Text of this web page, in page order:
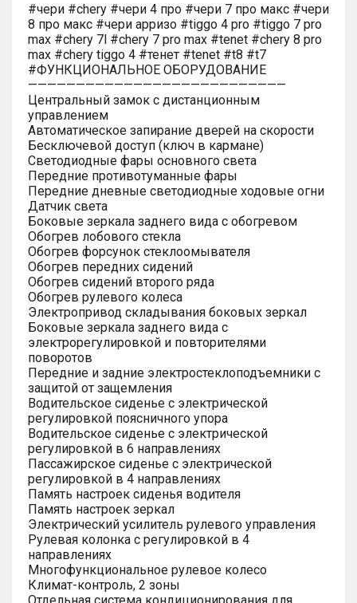
#чери #chery #чери 4 про #чери 7 про макс #чери
8 про макс #чери арризо #tiggo 4 pro #tiggo 7 pro
max #chery 7l #chery 7 pro max #tenet #chery 8 pro
max #chery tiggo 4 #тенет #tenet #t8 #t7
#ФУНКЦИОНАЛЬНОЕ ОБОРУДОВАНИЕ
———————————————————————————
Центральный замок с дистанционным
управлением
Автоматическое запирание дверей на скорости
Бесключевой доступ (ключ в кармане)
Светодиодные фары основного света
Передние противотуманные фары
Передние дневные светодиодные ходовые огни
Датчик света
Боковые зеркала заднего вида с обогревом
Обогрев лобового стекла
Обогрев форсунок стеклоомывателя
Обогрев передних сидений
Обогрев сидений второго ряда
Обогрев рулевого колеса
Электропривод складывания боковых зеркал
Боковые зеркала заднего вида с
электрорегулировкой и повторителями
поворотов
Передние и задние электростеклоподъемники с
защитой от защемления
Водительское сиденье с электрической
регулировкой поясничного упора
Водительское сиденье с электрической
регулировкой в 6 направлениях
Пассажирское сиденье с электрической
регулировкой в 4 направлениях
Память настроек сиденья водителя
Память настроек зеркал
Электрический усилитель рулевого управления
Рулевая колонка с регулировкой в 4
направлениях
Многофункциональное рулевое колесо
Климат-контроль, 2 зоны
Отдельная система кондиционирования для